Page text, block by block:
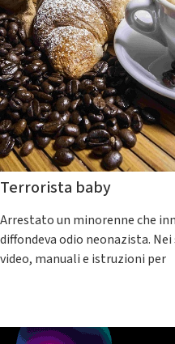
Terrorista baby
Arrestato un minorenne che
diffondeva odio neonazista.
video, manuali e istruzioni per